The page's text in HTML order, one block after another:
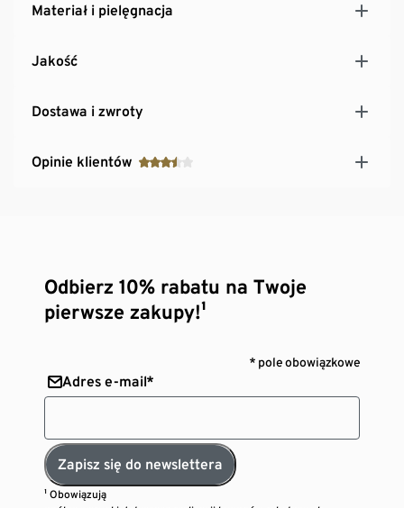
Materiał i pielęgnacja
Jakość
Dostawa i zwroty
Opinie klientów
Odbierz 10% rabatu na Twoje
pierwsze zakupy!¹
* pole obowiązkowe
Adres e-mail*
Zapisz się do newslettera
¹ Obowiązują